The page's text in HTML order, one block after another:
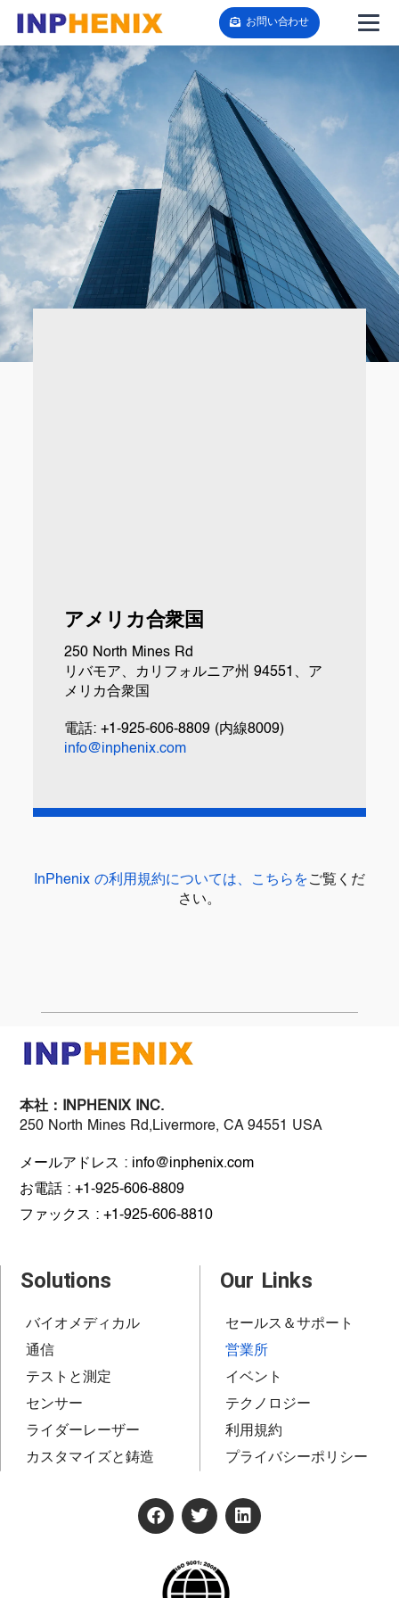
お問い合わせ
アメリカ合衆国
250 North Mines Rd
リバモア、カリフォルニア州 94551、ア
メリカ合衆国
電話: +1-925-606-8809 (内線8009)
info@inphenix.com
InPhenix の利用規約については、こちらをご覧くだ
さい。
本社：
INPHENIX INC.
250 North Mines Rd,Livermore, CA 94551 USA
メールアドレス : info@inphenix.com
お電話 : +1-925-606-8809
ファックス : +1-925-606-8810
Solutions
バイオメディカル
通信
テストと測定
センサー
ライダーレーザー
カスタマイズと鋳造
Our Links
セールス＆サポート
営業所
イベント
テクノロジー
利用規約
プライバシーポリシー